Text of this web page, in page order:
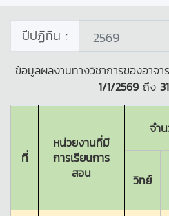
ปีปฏิทิน :
ข้อมูลผลงานทางวิชาการของอาจ
1/1/2569ถึง
ที่
หน่วยงานที่มี
การเรียนการ
สอน
จำ
วิทย์